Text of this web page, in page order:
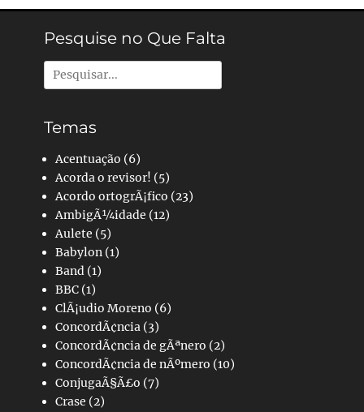
Pesquise no Que Falta
Pesquisar
por:
Temas
Acentuação (6)
Acorda o revisor! (5)
Acordo ortogrÃ¡fico (23)
AmbigÃ¼idade (12)
Aulete (5)
Babylon (1)
Band (1)
BBC (1)
ClÃ¡udio Moreno (6)
ConcordÃ¢ncia (3)
ConcordÃ¢ncia de gÃªnero (2)
ConcordÃ¢ncia de nÃºmero (10)
ConjugaÃ§Ã£o (7)
Crase (2)